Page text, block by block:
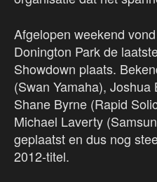
Afgelopen weekend
Donington Park de
Showdown plaats.
(Swan Yamaha), Joshua
Shane Byrne (Rapid
Michael Laverty
geplaatst en dus nog
2012-titel.